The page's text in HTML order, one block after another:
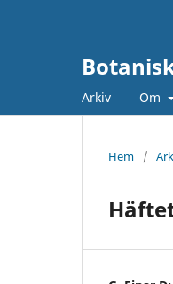
Arkiv Om
Hem /